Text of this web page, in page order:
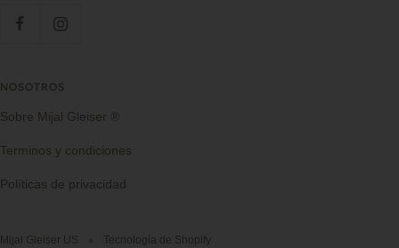
NOSOTROS
Sobre Mijal Gleiser ®
Terminos y condiciones
Políticas de privacidad
Mijal Gleiser US Tecnología de Shopify